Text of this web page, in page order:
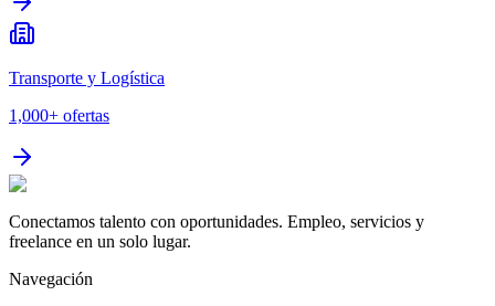
Transporte y Logística
1,000+ ofertas
Conectamos talento con oportunidades. Empleo, servicios y
freelance en un solo lugar.
Navegación